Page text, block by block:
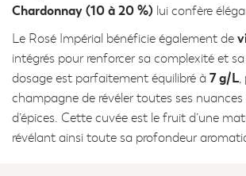
Chardonnay (10 à 20 %) lui confère
Le Rosé Impérial bénéficie également de
intégrés pour renforcer sa complexité et
dosage est parfaitement équilibré à 7 g/L
champagne de révéler toutes ses
d’épices. Cette cuvée est le fruit d’une
révélant ainsi toute sa profondeur